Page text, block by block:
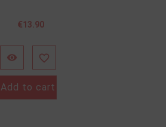
Price
€13.90
 
Add to cart